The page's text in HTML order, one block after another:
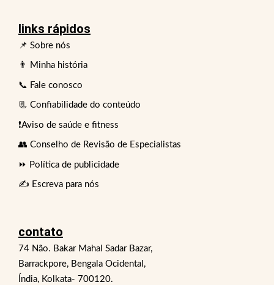
links rápidos
📌 Sobre nós
👨 Minha história
📞 Fale conosco
📃 Confiabilidade do conteúdo
❗Aviso de saúde e fitness
👥 Conselho de Revisão de Especialistas
⏩ Política de publicidade
✍️ Escreva para nós
contato
74 Não. Bakar Mahal Sadar Bazar,
Barrackpore, Bengala Ocidental,
Índia, Kolkata- 700120.